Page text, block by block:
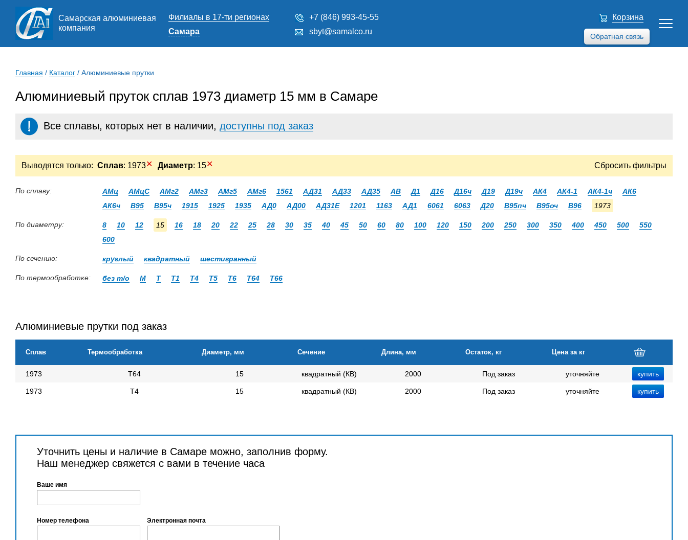
Самарская алюминиевая
компания
Филиалы в 17-ти регионах
Самара
+7 (846) 993-45-55
sbyt@samalco.ru
Обратная связь
Корзина
Главная / Каталог / Алюминиевые прутки
Алюминиевый пруток сплав 1973 диаметр 15 мм в Самаре
Все сплавы, которых нет в наличии, доступны под заказ
Выводятся только: Сплав: 1973✕ Диаметр: 15✕ Сбросить фильтры
По сплаву: АМц АМцС АМг2 АМг3 АМг5 АМг6 1561 АД31 АД33 АД35 АВ Д1 Д16 Д16ч Д19 Д19ч АК4 АК4-1 АК4-1ч
АК6
АК6ч
В95 В95ч 1915 1925 1935 АД0 АД00 АД31Е 1201 1163 АД1 6061 6063 Д20 В95пч В95оч В96 1973
По диаметру: 8 10 12 15 16 18 20 22 25 28 30 35 40 45 50 60 80 100 120 150 200 250 300 350 400 450 500
550
600
По сечению: круглый квадратный шестигранный
По термообработке: без т/о М Т Т1 Т4 Т5 Т6 Т64 Т66
Алюминиевые прутки под заказ
Сплав Термообработка Диаметр, мм Сечение Длина, мм Остаток, кг Цена за кг
1973 Т64 15 квадратный (КВ) 2000 Под заказ уточняйте
1973 Т4 15 квадратный (КВ) 2000 Под заказ уточняйте
Уточнить цены и наличие в Самаре можно, заполнив форму.
Наш менеджер свяжется с вами в течение часа
Ваше имя
Номер телефона Электронная почта